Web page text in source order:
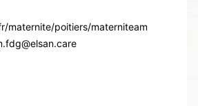
maternite/poitiers/materniteam